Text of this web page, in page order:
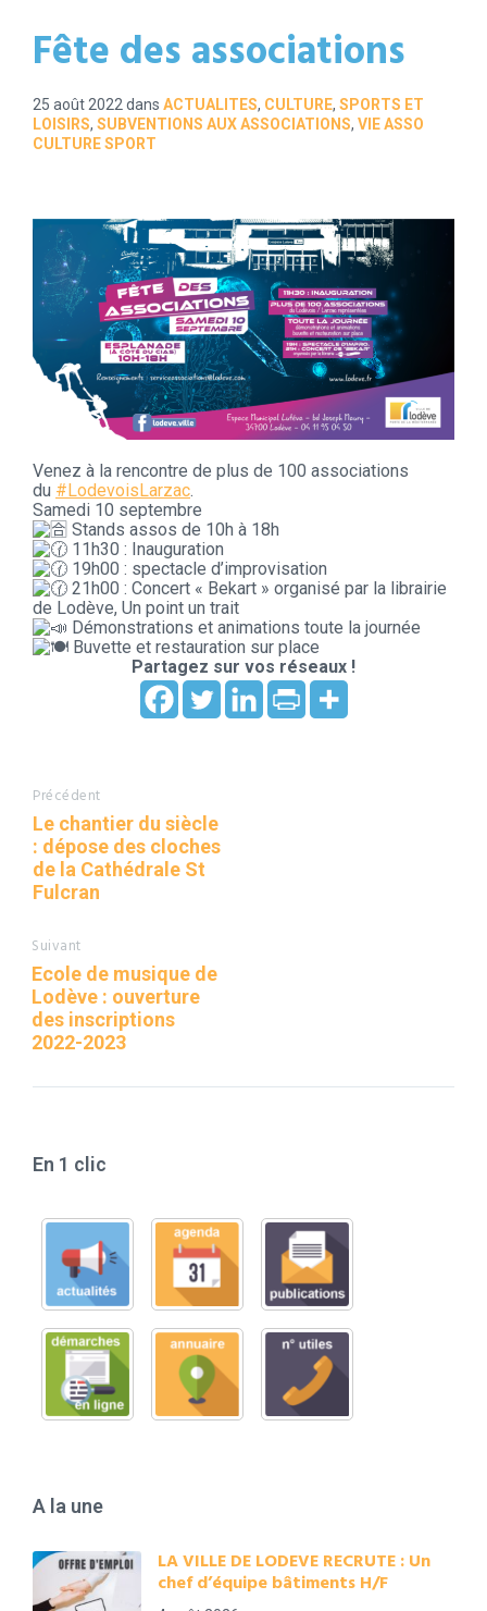
Fête des associations
25 août 2022dans ACTUALITES, CULTURE, SPORTS ET
LOISIRS, SUBVENTIONS AUX ASSOCIATIONS, VIE ASSO
CULTURE SPORT
Venez à la rencontre de plus de 100 associations
du #LodevoisLarzac.
Samedi 10 septembre
Stands assos de 10h à 18h
11h30 : Inauguration
19h00 : spectacle d’improvisation
21h00 : Concert « Bekart » organisé par la librairie
de Lodève, Un point un trait
Démonstrations et animations toute la journée
Buvette et restauration sur place
Partagez sur vos réseaux !
Précédent
Le chantier du siècle
: dépose des cloches
de la Cathédrale St
Fulcran
Suivant
Ecole de musique de
Lodève : ouverture
des inscriptions
2022-2023
En 1 clic
A la une
LA VILLE DE LODEVE RECRUTE : Un
chef d’équipe bâtiments H/F